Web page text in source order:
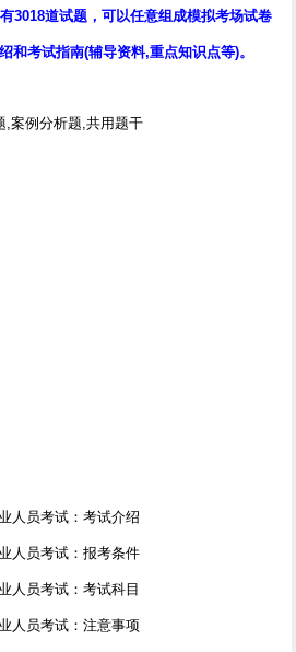
3018道试题，可以任意组成模拟考场试卷
和考试指南(辅导资料,重点知识点等)。
,案例分析题,共用题干
人员考试：考试介绍
人员考试：报考条件
人员考试：考试科目
人员考试：注意事项